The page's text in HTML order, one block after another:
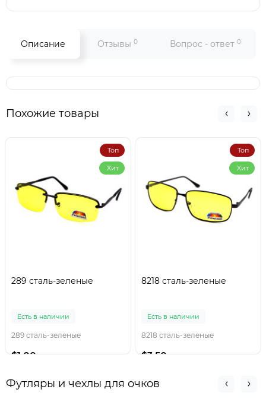
Описание Отзывы 0 Вопрос - ответ 0
Похожие товары
Топ
Хит
289 сталь-зеленые
Есть в наличии
289 сталь-зеленые
$1.00
Топ
Хит
8218 сталь-зеленые
Есть в наличии
8218 сталь-зеленые
$3.50
Футляры и чехлы для очков